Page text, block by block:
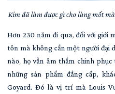
Kim đã làm được gì cho làng mốt
Hơn 230 năm đi qua, đối với giới
tôn mà không cần một người đại
nào, họ vẫn âm thầm chinh
những sản phẩm đẳng cấp,
Goyard. Đó là vị trí mà Louis